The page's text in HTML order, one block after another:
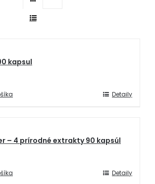
kapsul
Detaily
– 4 prírodné extrakty 90 kapsúl
Detaily